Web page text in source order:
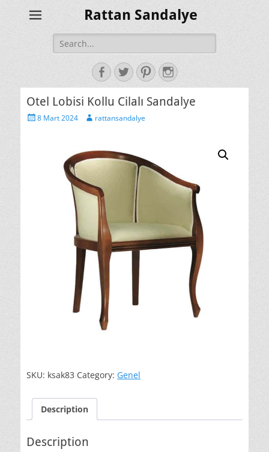
Rattan Sandalye
Search
for:
Facebook
TwitterPinterestInstagram
Otel Lobisi Kollu Cilalı Sandalye
Posted8 Mart 2024 Authorrattansandalye
SKU: ksak83 Category: Genel
Description
Description